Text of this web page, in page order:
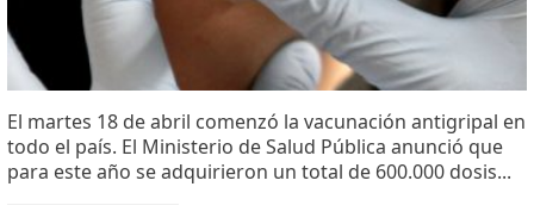
El martes 18 de abril comenzó la vacunación antigripal en
todo el país. El Ministerio de Salud Pública anunció que
para este año se adquirieron un total de 600.000 dosis...